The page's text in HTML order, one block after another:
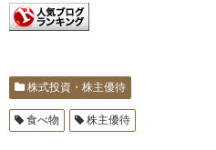
株式投資・株主優待
食べ物 株主優待